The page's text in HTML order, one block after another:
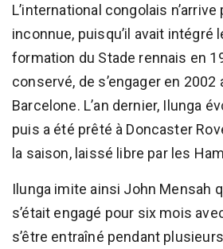
L’international congolais
inconnue, puisqu’il avait intégré
formation du Stade rennais en
conservé, de s’engager en 2002
Barcelone. L’an dernier, Ilunga
puis a été prêté à Doncaster
la saison, laissé libre par les
Ilunga imite ainsi John Mensah
s’était engagé pour six mois
s’être entraîné pendant